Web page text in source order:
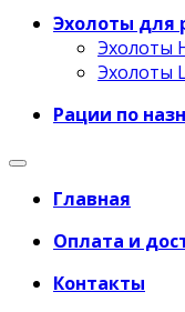
Эхолоты для
Эхолоты
Эхолоты
Рации по
Главная
Оплата и
Контакты